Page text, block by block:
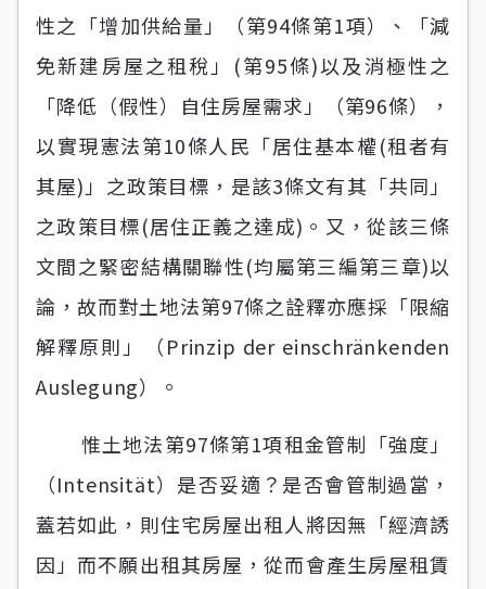
性之「增加供給量」（第94條第1項）、「減
免新建房屋之租稅」(第95條)以及消極性之
「降低（假性）自住房屋需求」（第96條），
以實現憲法第10條人民「居住基本權(租者有
其屋)」之政策目標，是該3條文有其「共同」
之政策目標(居住正義之達成)。又，從該三條
文間之緊密結構關聯性(均屬第三編第三章)以
論，故而對土地法第97條之詮釋亦應採「限縮
解釋原則」（Prinzip der einschränkenden
Auslegung）。
惟土地法第97條第1項租金管制「強度」
（Intensität）是否妥適？是否會管制過當，
蓋若如此，則住宅房屋出租人將因無「經濟誘
因」而不願出租其房屋，從而會產生房屋租賃